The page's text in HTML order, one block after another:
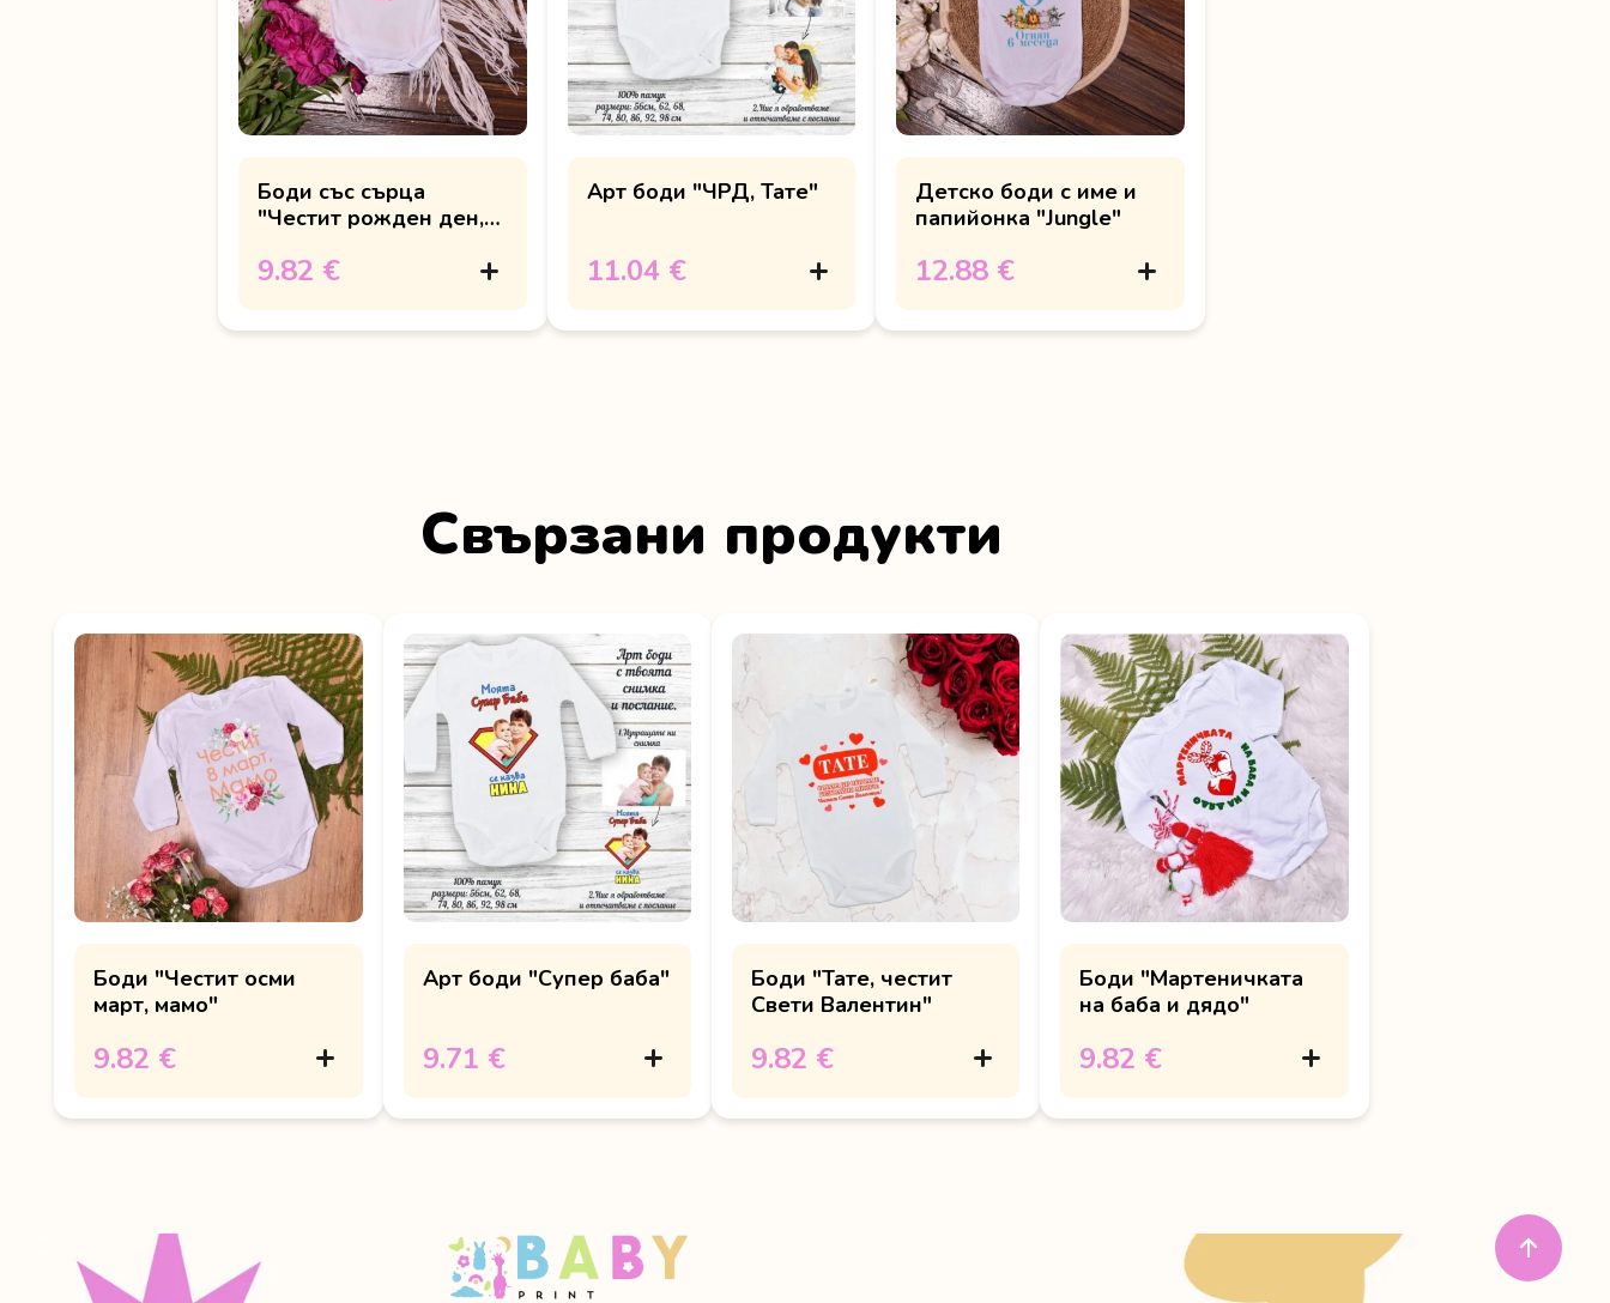
Боди със сърца
"Честит рожден ден,
9.82 €
Арт боди "ЧРД, Тате"
11.04 €
Детско боди с име и
папийонка "Jungle"
12.88 €
Свързани продукти
Боди "Честит осми
март, мамо"
9.82 €
Арт боди "Супер баба"
9.71 €
Боди "Тате, честит
Свети Валентин"
9.82 €
Боди "Мартеничката
на баба и дядо"
9.82 €